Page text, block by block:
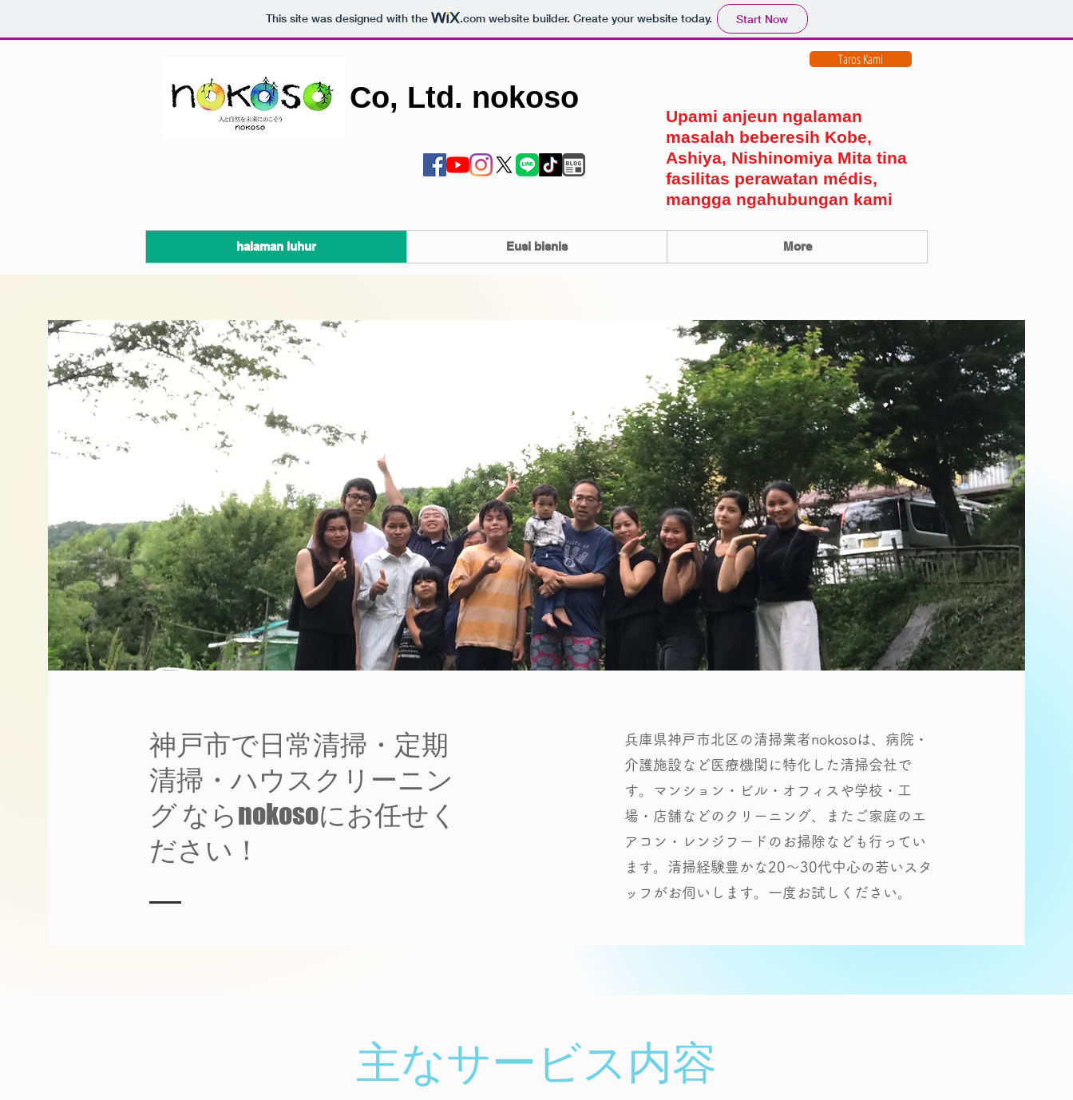
This site was designed with the .comwebsite builder. Create your website today. Start Now
Co, Ltd. nokoso
Taros Kami
Upami anjeun ngalaman
masalah beberesih Kobe,
Ashiya, Nishinomiya Mita tina
fasilitas perawatan médis,
mangga ngahubungan kami
halaman luhur Eusi bisnis More
​神戸市で日常清掃・定期
清掃・ハウスクリーニン
グ ならnokosoにお任せく
ださい！
兵庫県神戸市北区の清掃業者nokosoは、病院・
介護施設など医療機関に特化した清掃会社で
す。マンション・ビル・オフィスや学校・工
場・店舗などのクリーニング、またご家庭のエ
アコン・レンジフードのお掃除なども行ってい
ます。清掃経験豊かな20〜30代中心の若いスタ
ッフがお伺いします。一度お試しください。
​主なサービス内容